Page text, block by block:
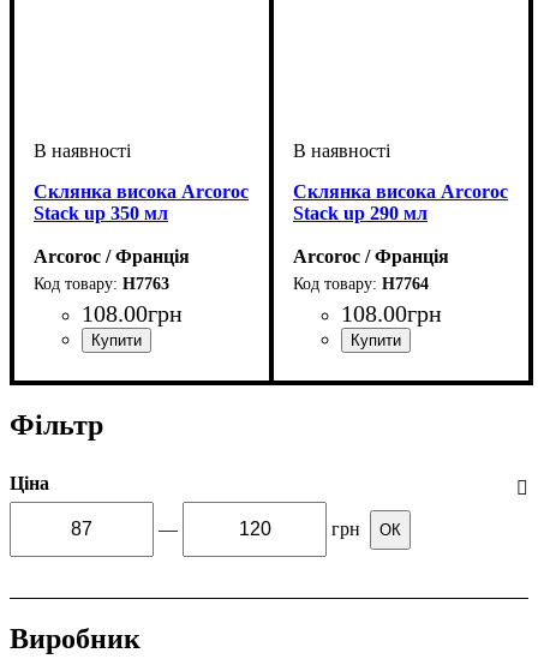
Склянка висока Arcoroc
Stack up 350 мл
Arcoroc / Франція
H7763
108.00грн
Склянка висока Arcoroc
Stack up 290 мл
Arcoroc / Франція
H7764
108.00грн
Фільтр
Ціна
— грн ОК
Виробник